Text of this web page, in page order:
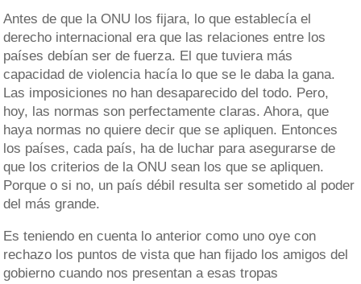
Antes de que la ONU los fijara, lo que establecía el
derecho internacional era que las relaciones entre los
países debían ser de fuerza. El que tuviera más
capacidad de violencia hacía lo que se le daba la gana.
Las imposiciones no han desaparecido del todo. Pero,
hoy, las normas son perfectamente claras. Ahora, que
haya normas no quiere decir que se apliquen. Entonces
los países, cada país, ha de luchar para asegurarse de
que los criterios de la ONU sean los que se apliquen.
Porque o si no, un país débil resulta ser sometido al poder
del más grande.
Es teniendo en cuenta lo anterior como uno oye con
rechazo los puntos de vista que han fijado los amigos del
gobierno cuando nos presentan a esas tropas